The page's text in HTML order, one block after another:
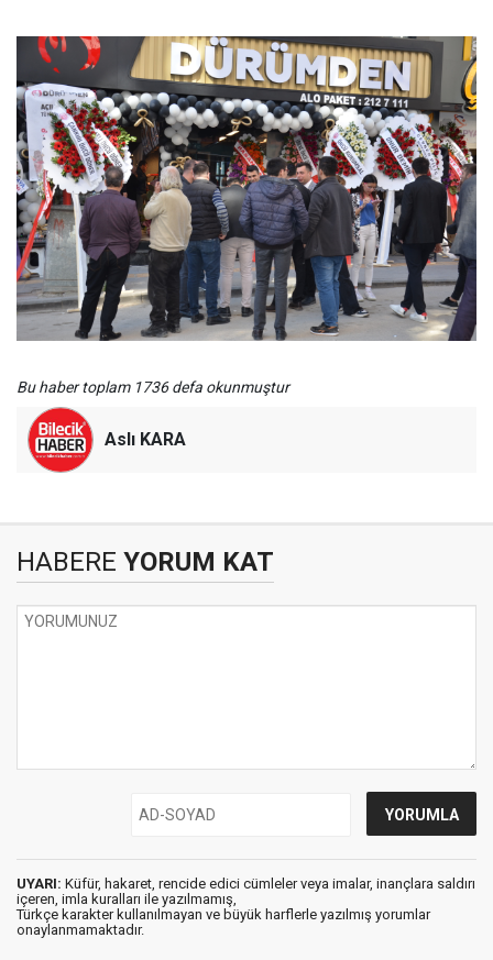
Bu haber toplam 1736 defa okunmuştur
Aslı KARA
HABERE YORUM KAT
UYARI: Küfür, hakaret, rencide edici cümleler veya imalar, inançlara saldırı
içeren, imla kuralları ile yazılmamış,
Türkçe karakter kullanılmayan ve büyük harflerle yazılmış yorumlar
onaylanmamaktadır.